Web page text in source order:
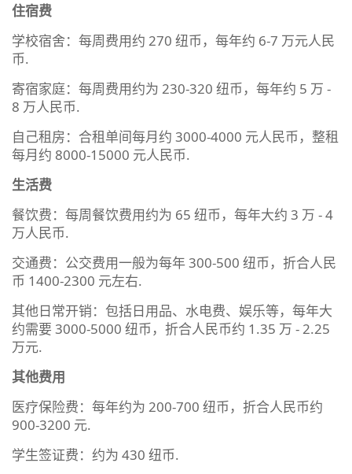
住宿费
学校宿舍：每周费用约 270 纽币，每年约 6-7 万元人民
币.
寄宿家庭：每周费用约为 230-320 纽币，每年约 5 万 -
8 万人民币.
自己租房：合租单间每月约 3000-4000 元人民币，整租
每月约 8000-15000 元人民币.
生活费
餐饮费：每周餐饮费用约为 65 纽币，每年大约 3 万 - 4
万人民币.
交通费：公交费用一般为每年 300-500 纽币，折合人民
币 1400-2300 元左右.
其他日常开销：包括日用品、水电费、娱乐等，每年大
约需要 3000-5000 纽币，折合人民币约 1.35 万 - 2.25
万元.
其他费用
医疗保险费：每年约为 200-700 纽币，折合人民币约
900-3200 元.
学生签证费：约为 430 纽币.